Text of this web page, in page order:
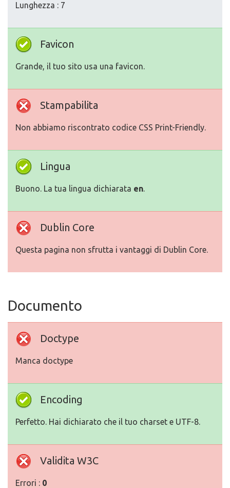
Lunghezza : 7
Favicon
Grande, il tuo sito usa una favicon.
Stampabilita
Non abbiamo riscontrato codice CSS Print-Friendly.
Lingua
Buono. La tua lingua dichiarata en.
Dublin Core
Questa pagina non sfrutta i vantaggi di Dublin Core.
Documento
Doctype
Manca doctype
Encoding
Perfetto. Hai dichiarato che il tuo charset e UTF-8.
Validita W3C
Errori : 0